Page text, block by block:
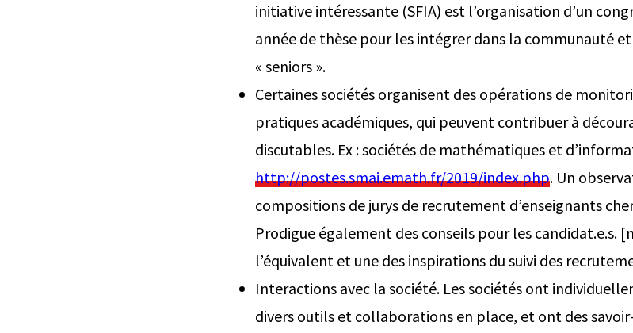
initiative intéressante (SFIA) est l’organisation d’un
année de thèse pour les intégrer dans la communauté
« seniors ».
Certaines sociétés organisent des opérations de
pratiques académiques, qui peuvent contribuer à
discutables. Ex : sociétés de mathématiques et
http://postes.smai.emath.fr/2019/index.php. Un
compositions de jurys de recrutement d’enseignants
Prodigue également des conseils pour les candidat.e.s.
l’équivalent et une des inspirations du suivi des
Interactions avec la société. Les sociétés ont
divers outils et collaborations en place, et ont des